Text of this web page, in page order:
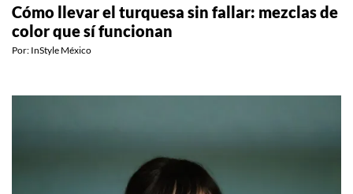
Cómo llevar el turquesa sin fallar: mezclas de
color que sí funcionan
Por: InStyle México